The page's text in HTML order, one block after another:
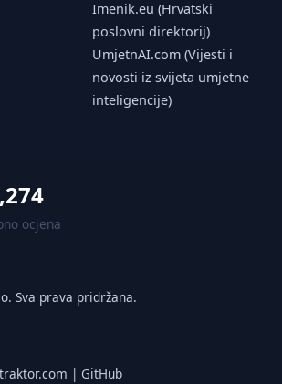
Imenik.eu (Hrvatski
poslovni direktorij)
UmjetnAI.com (Vijesti i
novosti iz svijeta umjetne
inteligencije)
ocjena
Sva prava pridržana.
| GitHub